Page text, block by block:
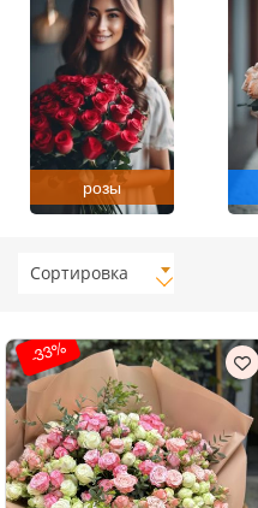
розы
Сортировка
-33%